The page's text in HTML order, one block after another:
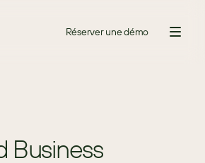
Réserver une démo
Business